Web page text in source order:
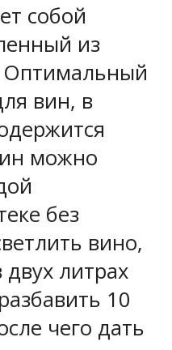
собой
из
Оптимальный
вин, в
можно
без
вино,
литрах
10
чего дать